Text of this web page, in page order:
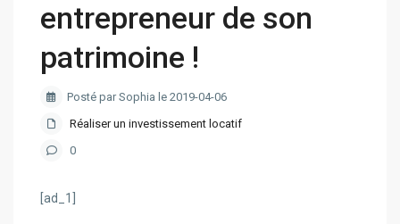
entrepreneur de son
patrimoine !
Posté par Sophia le 2019-04-06
Réaliser un investissement locatif
0
[ad_1]